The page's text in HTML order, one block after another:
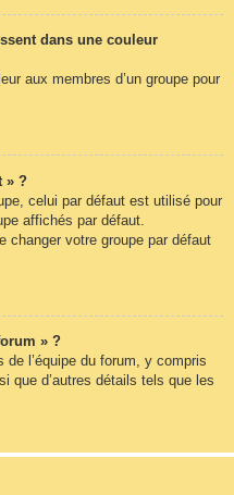
dans une couleur
aux membres d’un groupe pour
» ?
celui par défaut est utilisé pour
affichés par défaut.
changer votre groupe par défaut
» ?
l’équipe du forum, y compris
que d’autres détails tels que les